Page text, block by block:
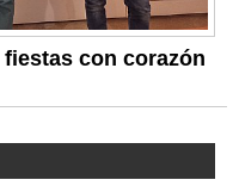
fiestas con corazón